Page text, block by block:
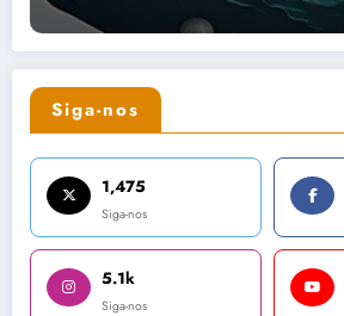
Siga-nos
1,475
Siga-nos
5.1k
Siga-nos